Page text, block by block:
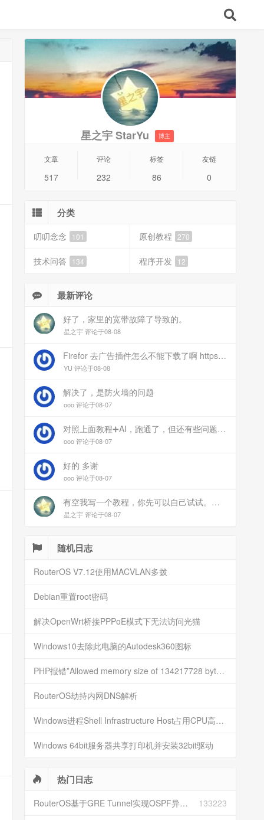
星之宇 StarYu 博主
文章
517
评论
232
标签
86
友链
0
分类
叨叨念念 101 原创教程 270
技术问答 134 程序开发 12
最新评论
好了，家里的宽带故障了导致的。
星之宇 评论于08-08
Firefor 去广告插件怎么不能下载了啊 https://www.77bx.com/312.html
YU 评论于08-08
解决了，是防火墙的问题
ooo 评论于08-07
对照上面教程➕AI，跑通了，但还有些问题：手机连上vpn后，部分家里内网的服务能访问（内网的Debian服务器可以），部分不能(routeros网页），不知道问题出在哪
ooo 评论于08-07
好的 多谢
ooo 评论于08-07
有空我写一个教程，你先可以自己试试。目前来说ipv6应该没问题的。
星之宇 评论于08-07
随机日志
RouterOS V7.12使用MACVLAN多拨
Debian重置root密码
解决OpenWrt桥接PPPoE模式下无法访问光猫
Windows10去除此电脑的Autodesk360图标
PHP报错”Allowed memory size of 134217728 bytes exhausted“的解决方法
RouterOS劫持内网DNS解析
Windows进程Shell Infrastructure Host占用CPU高的解决方法
Windows 64bit服务器共享打印机并安装32bit驱动
热门日志
133223
RouterOS基于GRE Tunnel实现OSPF异地组网